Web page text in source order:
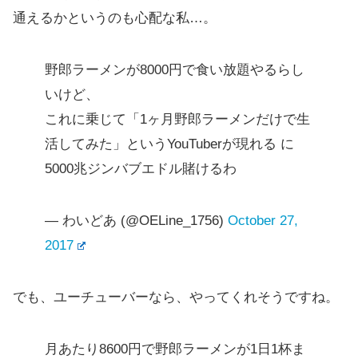
通えるかというのも心配な私…。
野郎ラーメンが8000円で食い放題やるらし
いけど、
これに乗じて「1ヶ月野郎ラーメンだけで生
活してみた」というYouTuberが現れる に
5000兆ジンバブエドル賭けるわ
— わいどあ (@OELine_1756) October 27,
2017
でも、ユーチューバーなら、やってくれそうですね。
月あたり8600円で野郎ラーメンが1日1杯ま